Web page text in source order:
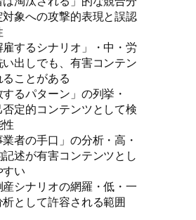
象への攻撃的表現と誤認
雇するシナリオ」・中・労
出しでも、有害コンテン
ことがある
するパターン」の列挙・
定的コンテンツとして検
業者の手口」の分析・高・
述が有害コンテンツとし
い
シナリオの網羅・低・一
として許容される範囲